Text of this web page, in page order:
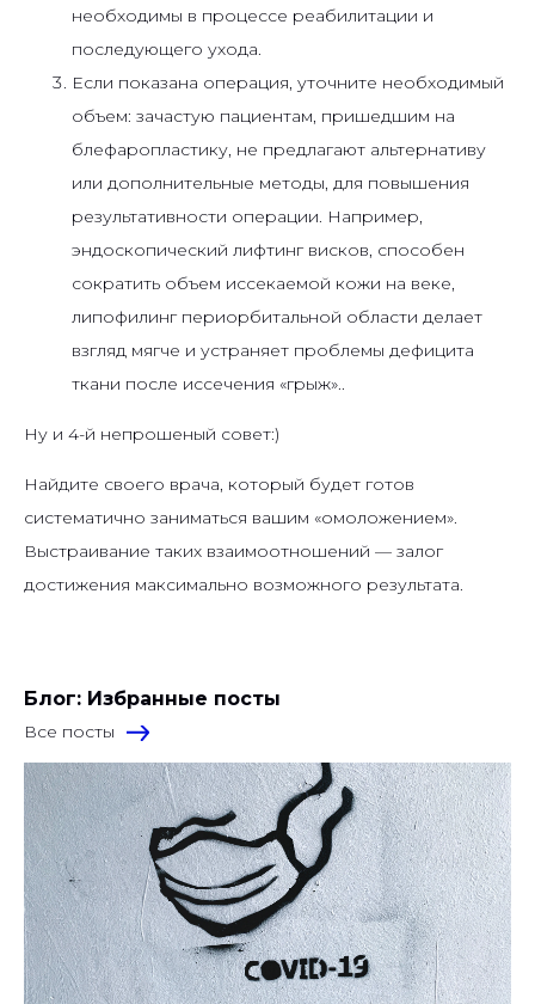
необходимы в процессе реабилитации и
последующего ухода.
Если показана операция, уточните необходимый
объем: зачастую пациентам, пришедшим на
блефаропластику, не предлагают альтернативу
или дополнительные методы, для повышения
результативности операции. Например,
эндоскопический лифтинг висков, способен
сократить объем иссекаемой кожи на веке,
липофилинг периорбитальной области делает
взгляд мягче и устраняет проблемы дефицита
ткани после иссечения «грыж»..
Ну и 4-й непрошеный совет:)
Найдите своего врача, который будет готов
систематично заниматься вашим «омоложением».
Выстраивание таких взаимоотношений — залог
достижения максимально возможного результата.
Блог: Избранные посты
Все посты